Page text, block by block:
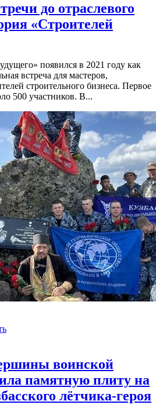
до отраслевого
«Строителей
появился в 2021 году как
встреча для мастеров,
строительного бизнеса. Первое
500 участников. В...
воинской
памятную плиту на
лётчика-героя